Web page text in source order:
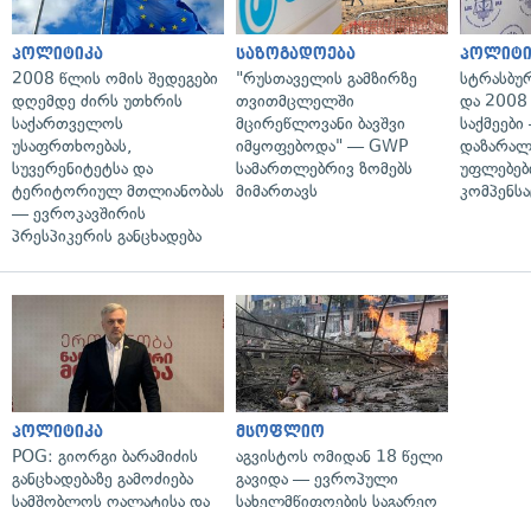
პოლიტიკა
2008 წლის ომის შედეგები
დღემდე ძირს უთხრის
საქართველოს
უსაფრთხოებას,
სუვერენიტეტსა და
ტერიტორიულ მთლიანობას
— ევროკავშირის
პრესპიკერის განცხადება
საზოგადოება
"რუსთაველის გამზირზე
თვითმცლელში
მცირეწლოვანი ბავშვი
იმყოფებოდა" — GWP
სამართლებრივ ზომებს
მიმართავს
და 2008
პოლიტიკა
POG: გიორგი ბარამიძის
განცხადებაზე გამოძიება
სამშობლოს ღალატისა და
მსოფლიო
აგვისტოს ომიდან 18 წელი
გავიდა — ევროპული
სახელმწიფოების საგარეო